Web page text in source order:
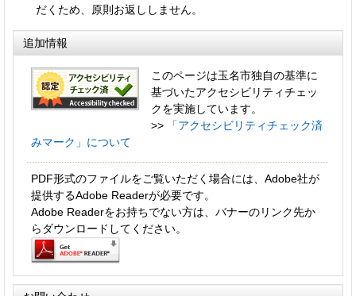
だくため、原則お返ししません。
追加情報
このページは玉名市独自の基準に
基づいたアクセシビリティチェッ
クを実施しています。
>>
「アクセシビリティチェック済
みマーク」について
PDF形式のファイルをご覧いただく場合には、Adobe社が
提供するAdobe Readerが必要です。
Adobe Readerをお持ちでない方は、バナーのリンク先か
らダウンロードしてください。